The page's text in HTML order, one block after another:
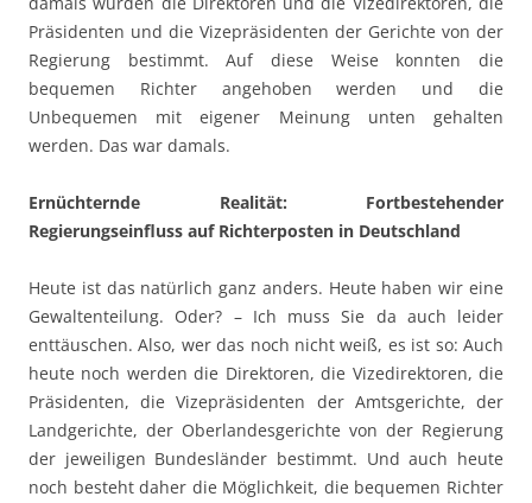
Präsidenten und die Vizepräsidenten der Gerichte von der
Regierung bestimmt. Auf diese Weise konnten die
bequemen Richter angehoben werden und die
Unbequemen mit eigener Meinung unten gehalten
werden. Das war damals.
Ernüchternde Realität: Fortbestehender
Regierungseinfluss auf Richterposten in Deutschland
Heute ist das natürlich ganz anders. Heute haben wir eine
Gewaltenteilung. Oder? – Ich muss Sie da auch leider
enttäuschen. Also, wer das noch nicht weiß, es ist so: Auch
heute noch werden die Direktoren, die Vizedirektoren, die
Präsidenten, die Vizepräsidenten der Amtsgerichte, der
Landgerichte, der Oberlandesgerichte von der Regierung
der jeweiligen Bundesländer bestimmt. Und auch heute
noch besteht daher die Möglichkeit, die bequemen Richter